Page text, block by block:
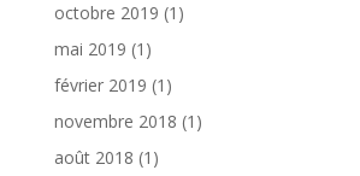
octobre 2019 (1)
mai 2019 (1)
février 2019 (1)
novembre 2018 (1)
août 2018 (1)